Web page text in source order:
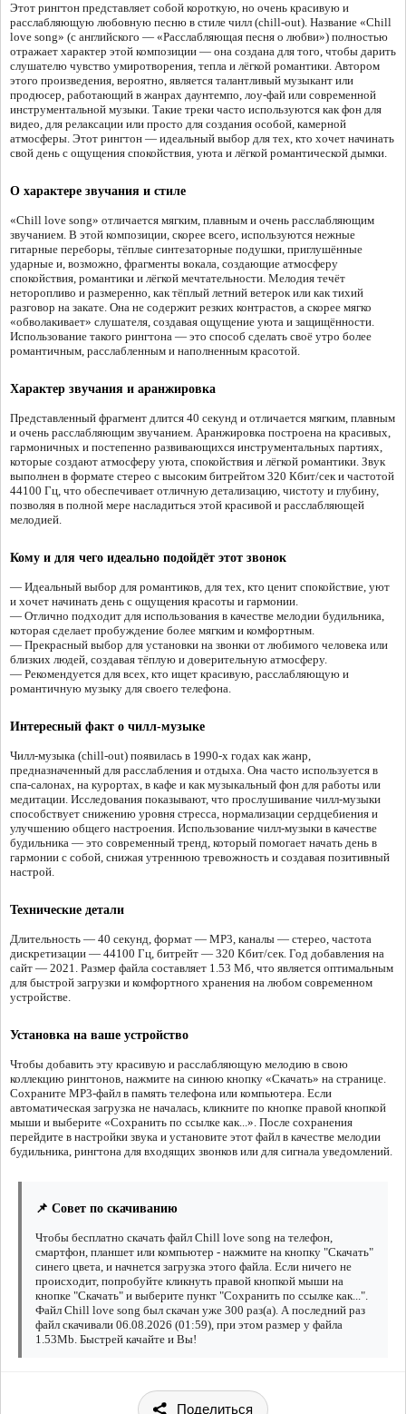
Этот рингтон представляет собой короткую, но очень красивую и
расслабляющую любовную песню в стиле чилл (chill-out). Название «Chill
love song» (с английского — «Расслабляющая песня о любви») полностью
отражает характер этой композиции — она создана для того, чтобы дарить
слушателю чувство умиротворения, тепла и лёгкой романтики. Автором
этого произведения, вероятно, является талантливый музыкант или
продюсер, работающий в жанрах даунтемпо, лоу-фай или современной
инструментальной музыки. Такие треки часто используются как фон для
видео, для релаксации или просто для создания особой, камерной
атмосферы. Этот рингтон — идеальный выбор для тех, кто хочет начинать
свой день с ощущения спокойствия, уюта и лёгкой романтической дымки.
О характере звучания и стиле
«Chill love song» отличается мягким, плавным и очень расслабляющим
звучанием. В этой композиции, скорее всего, используются нежные
гитарные переборы, тёплые синтезаторные подушки, приглушённые
ударные и, возможно, фрагменты вокала, создающие атмосферу
спокойствия, романтики и лёгкой мечтательности. Мелодия течёт
неторопливо и размеренно, как тёплый летний ветерок или как тихий
разговор на закате. Она не содержит резких контрастов, а скорее мягко
«обволакивает» слушателя, создавая ощущение уюта и защищённости.
Использование такого рингтона — это способ сделать своё утро более
романтичным, расслабленным и наполненным красотой.
Характер звучания и аранжировка
Представленный фрагмент длится 40 секунд и отличается мягким, плавным
и очень расслабляющим звучанием. Аранжировка построена на красивых,
гармоничных и постепенно развивающихся инструментальных партиях,
которые создают атмосферу уюта, спокойствия и лёгкой романтики. Звук
выполнен в формате стерео с высоким битрейтом 320 Кбит/сек и частотой
44100 Гц, что обеспечивает отличную детализацию, чистоту и глубину,
позволяя в полной мере насладиться этой красивой и расслабляющей
мелодией.
Кому и для чего идеально подойдёт этот звонок
— Идеальный выбор для романтиков, для тех, кто ценит спокойствие, уют
и хочет начинать день с ощущения красоты и гармонии.
— Отлично подходит для использования в качестве мелодии будильника,
которая сделает пробуждение более мягким и комфортным.
— Прекрасный выбор для установки на звонки от любимого человека или
близких людей, создавая тёплую и доверительную атмосферу.
— Рекомендуется для всех, кто ищет красивую, расслабляющую и
романтичную музыку для своего телефона.
Интересный факт о чилл-музыке
Чилл-музыка (chill-out) появилась в 1990-х годах как жанр,
предназначенный для расслабления и отдыха. Она часто используется в
спа-салонах, на курортах, в кафе и как музыкальный фон для работы или
медитации. Исследования показывают, что прослушивание чилл-музыки
способствует снижению уровня стресса, нормализации сердцебиения и
улучшению общего настроения. Использование чилл-музыки в качестве
будильника — это современный тренд, который помогает начать день в
гармонии с собой, снижая утреннюю тревожность и создавая позитивный
настрой.
Технические детали
Длительность — 40 секунд, формат — MP3, каналы — стерео, частота
дискретизации — 44100 Гц, битрейт — 320 Кбит/сек. Год добавления на
сайт — 2021. Размер файла составляет 1.53 Мб, что является оптимальным
для быстрой загрузки и комфортного хранения на любом современном
устройстве.
Установка на ваше устройство
Чтобы добавить эту красивую и расслабляющую мелодию в свою
коллекцию рингтонов, нажмите на синюю кнопку «Скачать» на странице.
Сохраните MP3-файл в память телефона или компьютера. Если
автоматическая загрузка не началась, кликните по кнопке правой кнопкой
мыши и выберите «Сохранить по ссылке как...». После сохранения
перейдите в настройки звука и установите этот файл в качестве мелодии
будильника, рингтона для входящих звонков или для сигнала уведомлений.
📌 Совет по скачиванию
Чтобы бесплатно скачать файл Chill love song на телефон,
смартфон, планшет или компьютер - нажмите на кнопку "Скачать"
синего цвета, и начнется загрузка этого файла. Если ничего не
происходит, попробуйте кликнуть правой кнопкой мыши на
кнопке "Скачать" и выберите пункт "Сохранить по ссылке как...".
Файл Chill love song был скачан уже 300 раз(а). А последний раз
файл скачивали 06.08.2026 (01:59), при этом размер у файла
1.53Mb. Быстрей качайте и Вы!
Поделиться